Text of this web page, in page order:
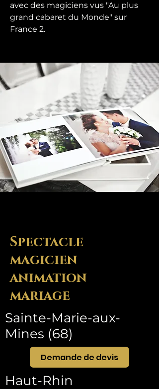
avec des magiciens vus "Au plus
grand cabaret du Monde" sur
France 2.
Spectacle
magicien
animation
mariage
Sainte-Marie-aux-
Mines (68)
Demande de devis
Haut-Rhin